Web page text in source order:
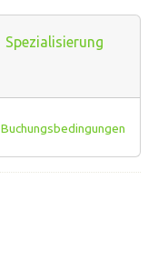
Spezialisierung
Buchungsbedingungen